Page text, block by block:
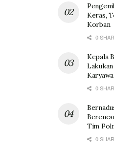
Keras,
Korban
0
Kepala
0
Tim
0